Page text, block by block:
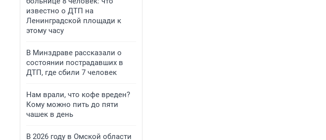
известно о ДТП на
Ленинградской площади к
этому часу
В Минздраве рассказали о
состоянии пострадавших в
ДТП, где сбили 7 человек
Нам врали, что кофе вреден?
Кому можно пить до пяти
чашек в день
В 2026 году в Омской области